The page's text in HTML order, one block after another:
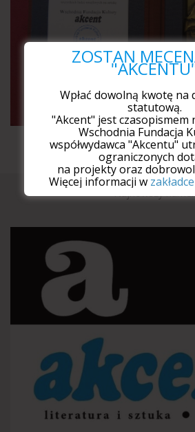
Medal WFK dla Leszka
Najnowszy numer
ZOSTAŃ
Wpłać dowolną kwotę na
statutową.
"Akcent" jest czasopismem
Wschodnia Fundacja
współwydawca "Akcentu"
ograniczonych
na projekty oraz
Więcej informacji w